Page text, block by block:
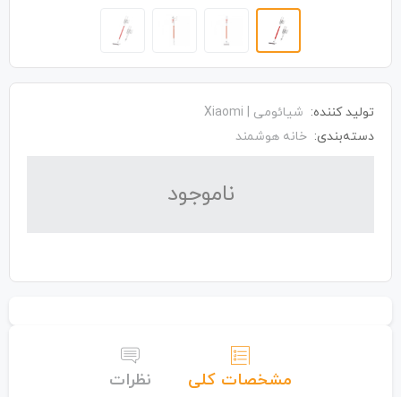
تولید کننده: شیائومی | Xiaomi
دسته‌بندی: خانه هوشمند
نا‌موجود
مشخصات کلی
نظرات